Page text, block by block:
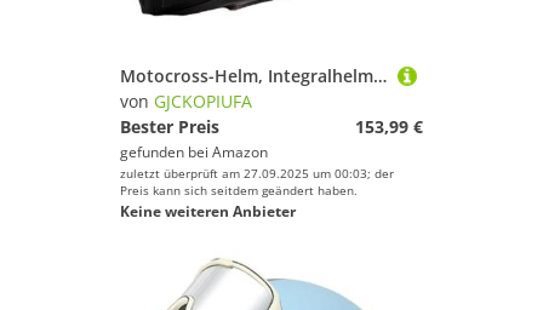
Motocross-Helm, Integralhelm Für Erwachsene Mit Sonnenblende, ECE 22.06 Zertifiziert Motorradhelm Fullface Helm Für Damen Herren, Rollerhelm C,XXL/(60~61cm)
von GJCKOPIUFA
Bester Preis
153,99 €
gefunden bei Amazon
zuletzt überprüft am 27.09.2025 um 00:03; der
Preis kann sich seitdem geändert haben.
Keine weiteren Anbieter